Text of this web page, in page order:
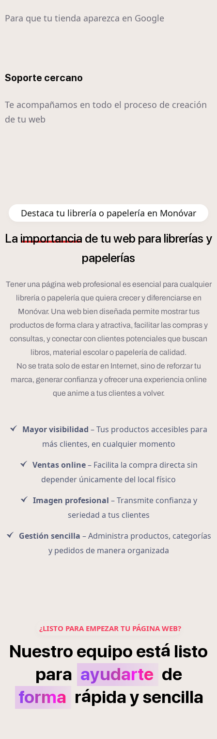
Para que tu tienda aparezca en Google
Soporte cercano
Te acompañamos en todo el proceso de creación
de tu web
Destaca tu librería o papelería en Monóvar
La importancia de tu web para librerías y
papelerías
Tener una página web profesional es esencial para cualquier
librería o papelería que quiera crecer y diferenciarse en
Monóvar. Una web bien diseñada permite mostrar tus
productos de forma clara y atractiva, facilitar las compras y
consultas, y conectar con clientes potenciales que buscan
libros, material escolar o papelería de calidad.
No se trata solo de estar en Internet, sino de reforzar tu
marca, generar confianza y ofrecer una experiencia online
que anime a tus clientes a volver.
Mayor visibilidad – Tus productos accesibles para
más clientes, en cualquier momento
Ventas online– Facilita la compra directa sin
depender únicamente del local físico
Imagen profesional – Transmite confianza y
seriedad a tus clientes
Gestión sencilla – Administra productos, categorías
y pedidos de manera organizada
¿LISTO PARA EMPEZAR TU PÁGINA WEB?
Nuestro equipo está listo
para ayudarte de
forma rápidaysencilla